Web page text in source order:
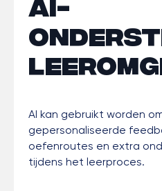
AI-
AI kan gebruikt worden
gepersonaliseerde
oefenroutes en extra
tijdens het leerproces.